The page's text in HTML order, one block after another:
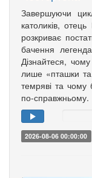
Завершуючи
католиків,
розкриває
бачення
Дізнайтеся,
лише «пташки та
темряві та чому
по-справжньому.
2026-08-06 00:00:00